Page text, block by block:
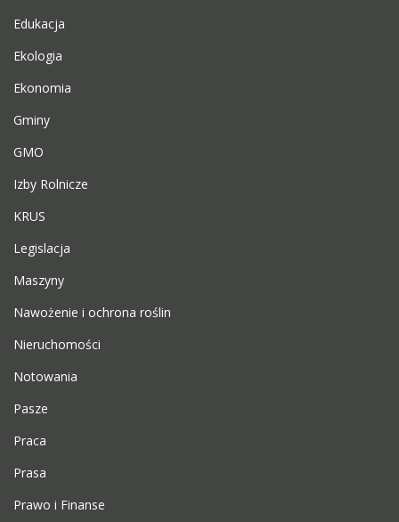
Edukacja
Ekologia
Ekonomia
Gminy
GMO
Izby Rolnicze
KRUS
Legislacja
Maszyny
Nawożenie i ochrona roślin
Nieruchomości
Notowania
Pasze
Praca
Prasa
Prawo i Finanse